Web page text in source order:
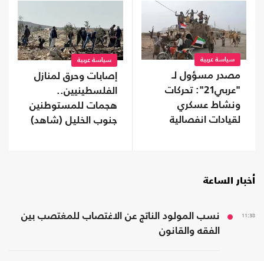
سياسة عربية
مصدر مسؤول لـ
"عربي21": تحركات
ونشاط عسكري
لقيادات انفصالية
سياسة عربية
إصابات وحرق لمنازل
الفلسطينيين..
هجمات للمستوطنين
جنوب الخليل (شاهد)
أخبار الساعة
11:38
نسب المولود الناتج عن الاغتصاب للمغتصب بين
الفقه والقانون